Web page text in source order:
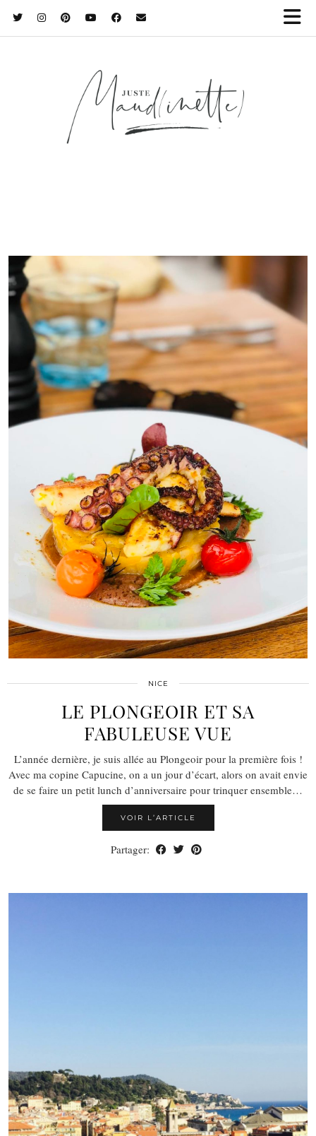
NICE
LE PLONGEOIR ET SA
FABULEUSE VUE
L’année dernière, je suis allée au Plongeoir pour la première fois !
Avec ma copine Capucine, on a un jour d’écart, alors on avait envie
de se faire un petit lunch d’anniversaire pour trinquer ensemble…
VOIR L’ARTICLE
Partager: